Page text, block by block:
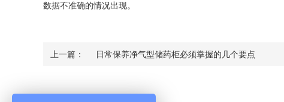
数据不准确的情况出现。
上一篇： 日常保养净气型储药柜必须掌握的几个要点